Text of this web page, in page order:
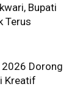
Bupati
Terus
Dorong
Kreatif